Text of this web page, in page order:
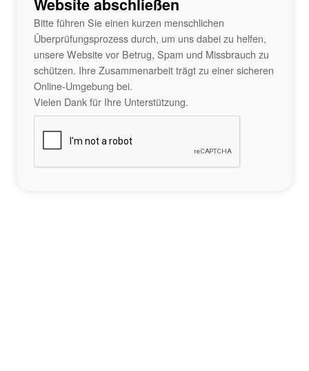
Website abschließen
Bitte führen Sie einen kurzen menschlichen
Überprüfungsprozess durch, um uns dabei zu helfen,
unsere Website vor Betrug, Spam und Missbrauch zu
schützen. Ihre Zusammenarbeit trägt zu einer sicheren
Online-Umgebung bei.
Vielen Dank für Ihre Unterstützung.